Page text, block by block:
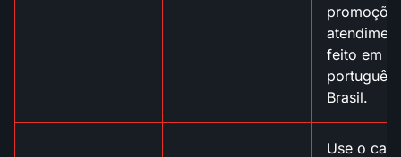
feito em
português
Brasil.
Use o